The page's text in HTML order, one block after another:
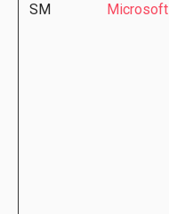
SM Microsoft